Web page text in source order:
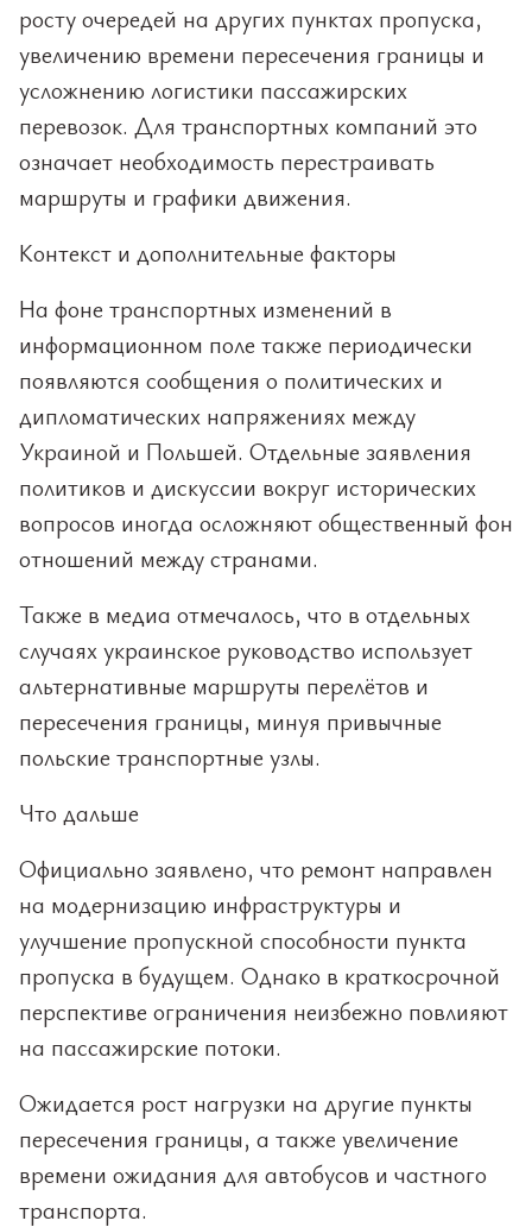
росту очередей на других пунктах пропуска,
увеличению времени пересечения границы и
усложнению логистики пассажирских
перевозок. Для транспортных компаний это
означает необходимость перестраивать
маршруты и графики движения.
Контекст и дополнительные факторы
На фоне транспортных изменений в
информационном поле также периодически
появляются сообщения о политических и
дипломатических напряжениях между
Украиной и Польшей. Отдельные заявления
политиков и дискуссии вокруг исторических
вопросов иногда осложняют общественный фон
отношений между странами.
Также в медиа отмечалось, что в отдельных
случаях украинское руководство использует
альтернативные маршруты перелётов и
пересечения границы, минуя привычные
польские транспортные узлы.
Что дальше
Официально заявлено, что ремонт направлен
на модернизацию инфраструктуры и
улучшение пропускной способности пункта
пропуска в будущем. Однако в краткосрочной
перспективе ограничения неизбежно повлияют
на пассажирские потоки.
Ожидается рост нагрузки на другие пункты
пересечения границы, а также увеличение
времени ожидания для автобусов и частного
транспорта.